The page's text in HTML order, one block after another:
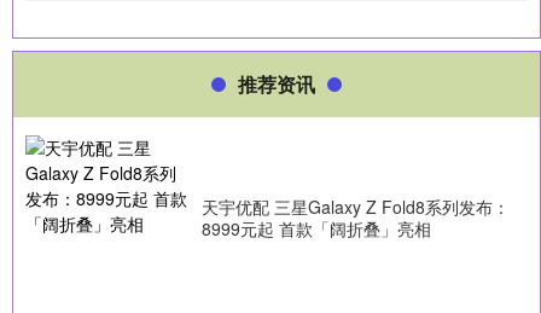
推荐资讯
天宇优配 三星Galaxy Z Fold8系列发布：
8999元起 首款「阔折叠」亮相